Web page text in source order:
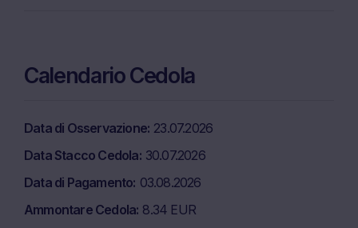
Calendario Cedola
Data di Osservazione 23.07.2026
Data Stacco Cedola 30.07.2026
Data di Pagamento 03.08.2026
Ammontare Cedola 8.34 EUR